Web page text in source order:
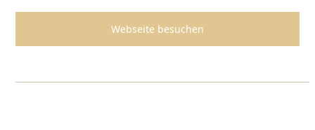
Webseite besuchen